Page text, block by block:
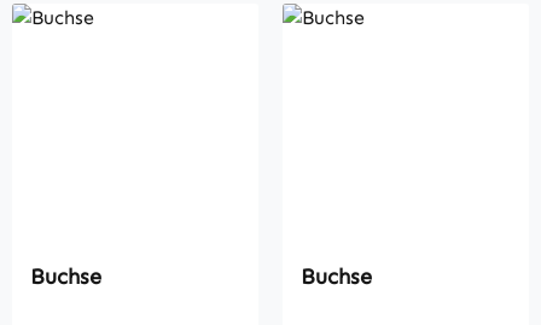
Buchse Buchse